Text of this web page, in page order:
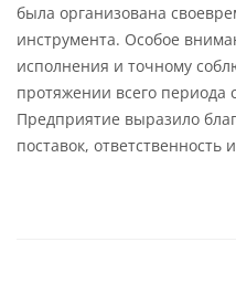
была организована
инструмента. Особое
исполнения и точному
протяжении всего периода
Предприятие выразило
поставок, ответственность